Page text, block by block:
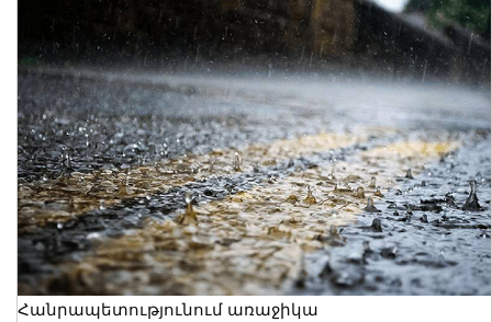
Հանրապետությունում առաջիկա